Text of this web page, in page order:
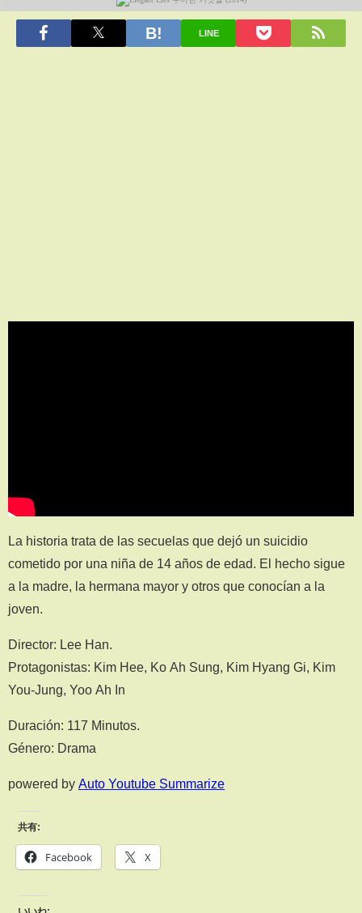
LINE
La historia trata de las secuelas que dejó un suicidio
cometido por una niña de 14 años de edad. El hecho sigue
a la madre, la hermana mayor y otros que conocían a la
joven.
Director: Lee Han.
Protagonistas: Kim Hee, Ko Ah Sung, Kim Hyang Gi, Kim
You-Jung, Yoo Ah In
Duración: 117 Minutos.
Género: Drama
powered by Auto Youtube Summarize
共有:
Facebook X